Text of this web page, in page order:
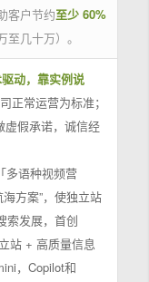
客户节约至少 60%
几十万）。
动，靠实例说
正常运营为标准；
虚假承诺，诚信经
多语种视频营
方案”，使独立站
索发展，首创
站 + 高质量信息
，Copilot和